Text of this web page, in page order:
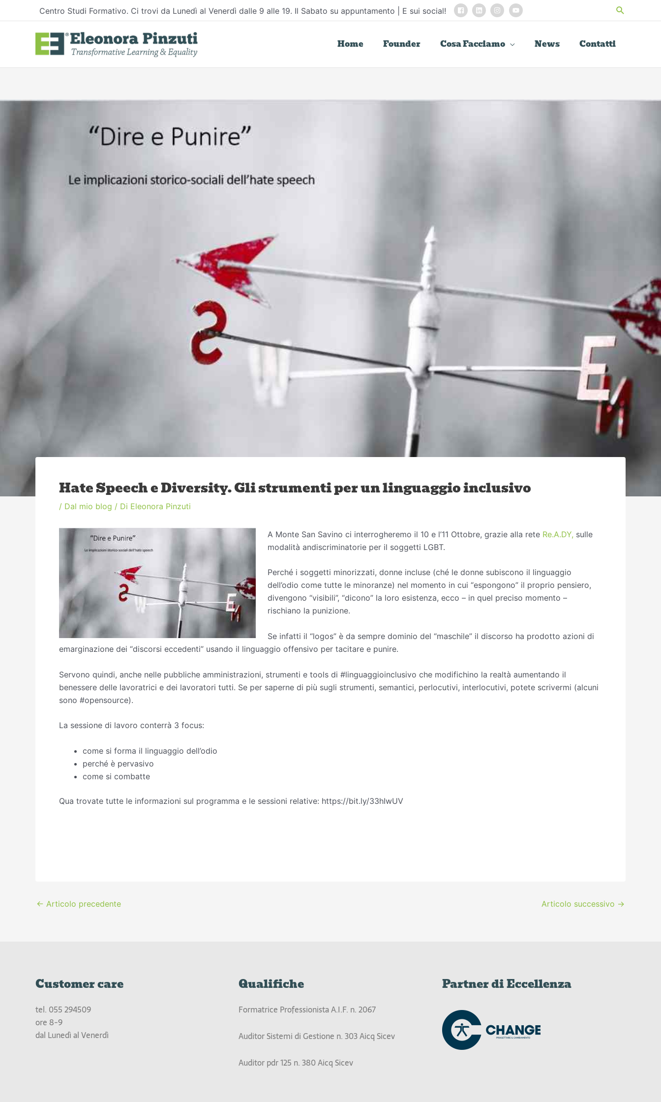
al
contenuto
Centro Studi Formativo. Ci trovi da Lunedì al Venerdì dalle 9 alle 19. Il Sabato su appuntamento | E sui social! Cerca
Home Founder Cosa Facciamo News Contatti
Hate Speech e Diversity. Gli strumenti per un linguaggio inclusivo
/ Dal mio blog / Di Eleonora Pinzuti
A Monte San Savino ci interrogheremo il 10 e l’11 Ottobre, grazie alla rete Re.A.DY, sulle
modalità andiscriminatorie per il soggetti LGBT.
Perché i soggetti minorizzati, donne incluse (ché le donne subiscono il linguaggio
dell’odio come tutte le minoranze) nel momento in cui “espongono” il proprio pensiero,
divengono “visibili”, “dicono” la loro esistenza, ecco – in quel preciso momento –
rischiano la punizione.
Se infatti il “logos” è da sempre dominio del “maschile” il discorso ha prodotto azioni di
emarginazione dei “discorsi eccedenti” usando il linguaggio offensivo per tacitare e punire.
Servono quindi, anche nelle pubbliche amministrazioni, strumenti e tools di #linguaggioinclusivo che modifichino la realtà aumentando il
benessere delle lavoratrici e dei lavoratori tutti. Se per saperne di più sugli strumenti, semantici, perlocutivi, interlocutivi, potete scrivermi (alcuni
sono #opensource).
La sessione di lavoro conterrà 3 focus:
come si forma il linguaggio dell’odio
perché è pervasivo
come si combatte
Qua trovate tutte le informazioni sul programma e le sessioni relative: https://bit.ly/33hIwUV
← Articolo precedente Articolo successivo →
Customer care
tel. 055 294509
ore 8-9
dal Lunedì al Venerdì
Qualifiche
Formatrice Professionista A.I.F. n. 2067
Auditor Sistemi di Gestione n. 303 Aicq Sicev
Auditor pdr 125 n. 380 Aicq Sicev
Partner di Eccellenza